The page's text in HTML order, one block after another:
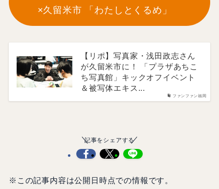
×久留米市 「わたしとくるめ」
ファンファン福岡
【リポ】写真家・浅田政志さん
が久留米市に！ 「プラザあちこ
ち写真館」キックオフイベント
＆被写体エキス...
記事をシェアする
※この記事内容は公開日時点での情報です。